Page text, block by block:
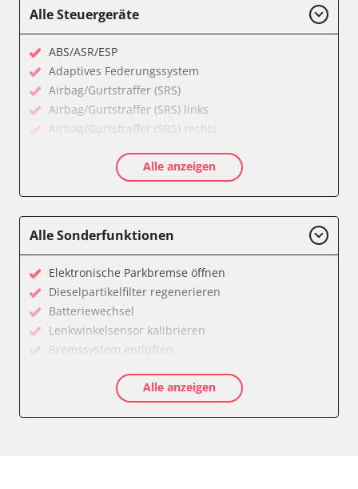
Alle Steuergeräte
ABS/ASR/ESP
Adaptives Federungssystem
Airbag/Gurtstraffer (SRS)
Airbag/Gurtstraffer (SRS) links
Airbag/Gurtstraffer (SRS) rechts
Aktivlenkung
Anhängersteuergerät
Bedieneinheit Mittelkonsole
Bordcomputer
CD-Wechsler
Command
Dachbedieneinheit (DBE)
Dämpfungssystem hinten links
Dämpfungssystem hinten rechts
Dämpfungssystem vorne links
Dämpfungssystem vorne rechts
Alle anzeigen
Alle Sonderfunktionen
Elektronische Parkbremse öffnen
Dieselpartikelfilter regenerieren
Batteriewechsel
Lenkwinkelsensor kalibrieren
Bremssystem entlüften
Elektronische Parkbremse kalibrieren
Ölservicerückstellung
Alle anzeigen